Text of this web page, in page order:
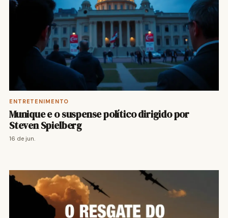
ENTRETENIMENTO
Munique e o suspense político dirigido por
Steven Spielberg
16 de jun.